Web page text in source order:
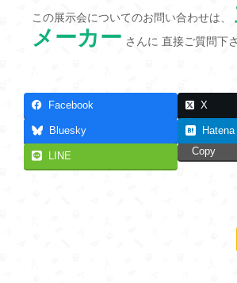
この展示会についてのお問い合わせは、
メーカー さんに 直接ご質問下さ
Facebook X
Bluesky Hatena
LINE Copy